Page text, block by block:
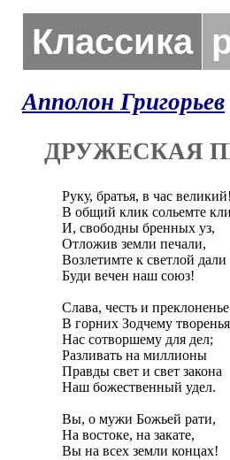
Классика
Апполон Григорьев
ДРУЖЕСКАЯ
Руку, братья, в час великий!
В общий клик сольемте
И, свободны бренных уз,
Отложив земли печали,
Возлетимте к светлой дали
Буди вечен наш союз!
Слава, честь и преклоненье
В горних Зодчему
Нас сотворшему для дел;
Разливать на миллионы
Правды свет и свет закона
Наш божественный удел.
Вы, о мужи Божьей рати,
На востоке, на закате,
Вы на всех земли концах!